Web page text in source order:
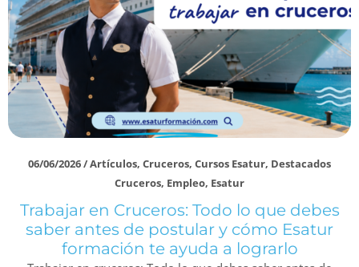
06/06/2026/Artículos, Cruceros, Cursos Esatur, Destacados
Cruceros, Empleo, Esatur
Trabajar en Cruceros: Todo lo que debes
saber antes de postular y cómo Esatur
formación te ayuda a lograrlo